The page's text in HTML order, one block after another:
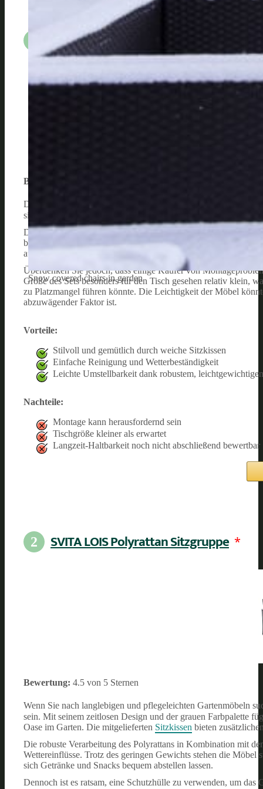
Snow covered chairs in garden
Juskys Polyrattan Sitzgruppe Fort
Bewertung:
Das
sich geschmeidig in unterschiedliche Umgebungen ein,
Die Reinigung der Möbel gestaltet sich dank des wetterfesten
bei 30 Grad per Hand gereinigt werden können. Zudem bietet
auch seine leichte Versetzbarkeit.
Überdenken Sie jedoch, dass einige Käufer von
Größe des Sets besonders für den Tisch gesehen relativ klein,
zu Platzmangel führen könnte. Die Leichtigkeit der Möbel
abzuwägender Faktor ist.
Vorteile:
Stilvoll und gemütlich durch weiche Sitzkissen
Einfache Reinigung und Wetterbeständigkeit
Leichte Umstellbarkeit dank robustem,
Nachteile:
Montage kann herausfordernd sein
Tischgröße kleiner als erwartet
Langzeit-Haltbarkeit noch nicht abschließend bewertbar
2 SVITA LOIS Polyrattan Sitzgruppe *
Bewertung: 4.5 von 5 Sternen
Wenn Sie nach langlebigen und pflegeleichten Gartenmöbeln
sein. Mit seinem zeitlosen Design und der grauen Farbpalette
Oase im Garten. Die mitgelieferten Sitzkissen bieten
Die robuste Verarbeitung des Polyrattans in Kombination mit
Wettereinflüsse. Trotz des geringen Gewichts stehen die
sich Getränke und Snacks bequem abstellen lassen.
Dennoch ist es ratsam, eine Schutzhülle zu verwenden, um